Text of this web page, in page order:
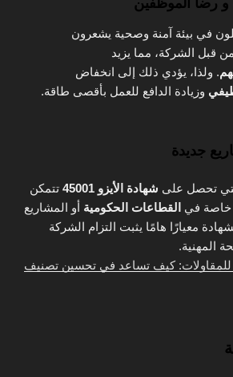
في بيئة آمنة وصحية يشعرون
من قبل الشركة، مما يزيد
. ولذا، يؤدي ذلك إلى انخفاض
وزيادة الدافع للعمل بأقصى طاقة.
جديدة
تحصل على شهادة الأيزو 45001
تتمكن
خاصة في القطاعات الحكومية أو المشاريع
معيارًا هامًا يثبت التزام الشركة
المهنية.
للمقاولات: كيف تساعد في تحسين تصنيف